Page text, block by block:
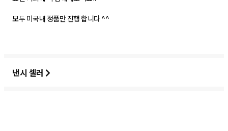
모두 미국내 정품만 진행 합니다 ^^
낸시 셀러